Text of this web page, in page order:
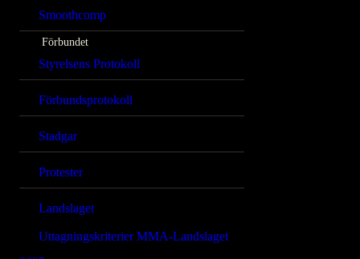
Smoothcomp
Förbundet
Styrelsens Protokoll
Förbundsprotokoll
Stadgar
Protester
Landslaget
Uttagningskriterier MMA-Landslaget